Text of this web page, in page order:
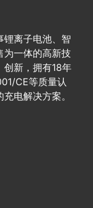
锂离子电池、智
为一体的高新技
创新，拥有18年
CE等质量认
电解决方案。